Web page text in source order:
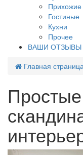
Прихожие
Гостиные
Кухни
Прочее
ВАШИ ОТЗЫВЫ
Главная